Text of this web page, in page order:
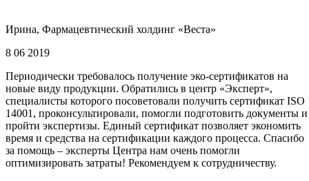
Ирина, Фармацевтический холдинг «Веста»
8 06 2019
Периодически требовалось получение эко-сертификатов на
новые виду продукции. Обратились в центр «Эксперт»,
специалисты которого посоветовали получить сертификат ISO
14001, проконсультировали, помогли подготовить документы и
пройти экспертизы. Единый сертификат позволяет экономить
время и средства на сертификации каждого процесса. Спасибо
за помощь – эксперты Центра нам очень помогли
оптимизировать затраты! Рекомендуем к сотрудничеству.